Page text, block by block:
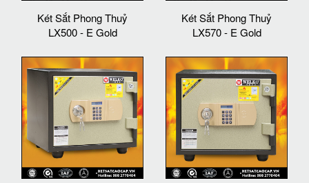
Két Sắt Phong Thuỷ
LX500 - E Gold
Két Sắt Phong Thuỷ
LX570 - E Gold